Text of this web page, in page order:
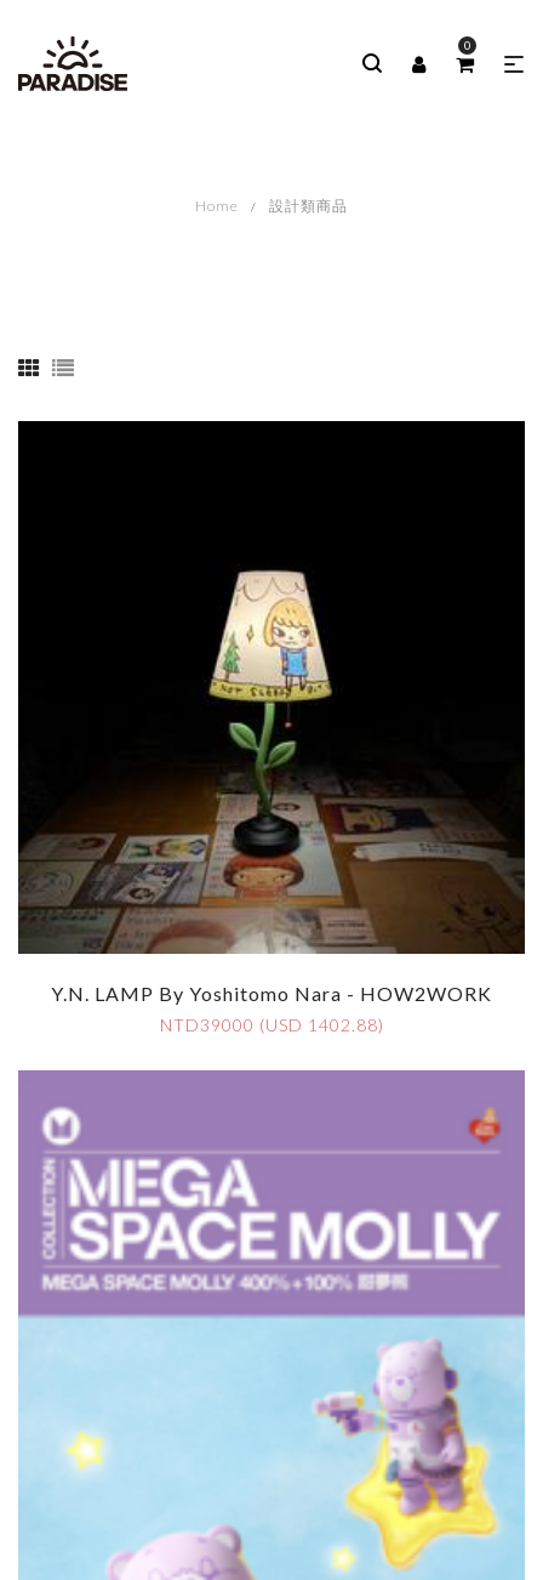
0
Home 設計類商品
Y.N. LAMP By Yoshitomo Nara - HOW2WORK
NTD39000 (USD 1402.88)